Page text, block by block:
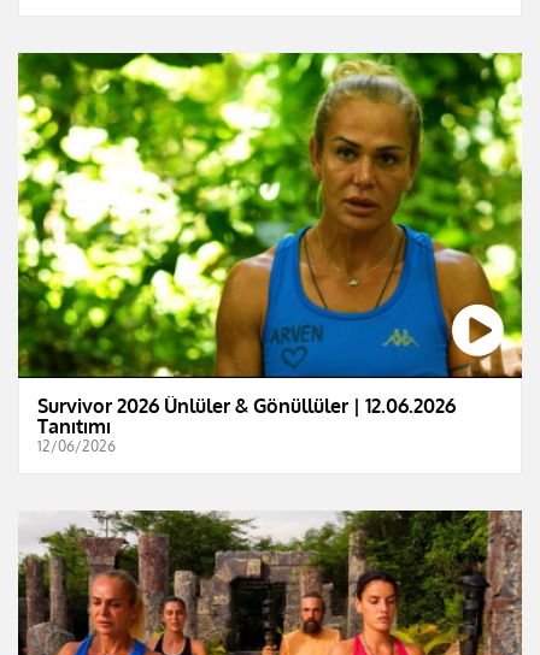
Survivor 2026 Ünlüler & Gönüllüler | 12.06.2026
Tanıtımı
12/06/2026